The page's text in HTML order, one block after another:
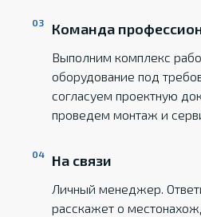
Команда
Выполним комплекс
оборудование под
согласуем проектную
проведем монтаж и
На связи
Личный менеджер.
расскажет о